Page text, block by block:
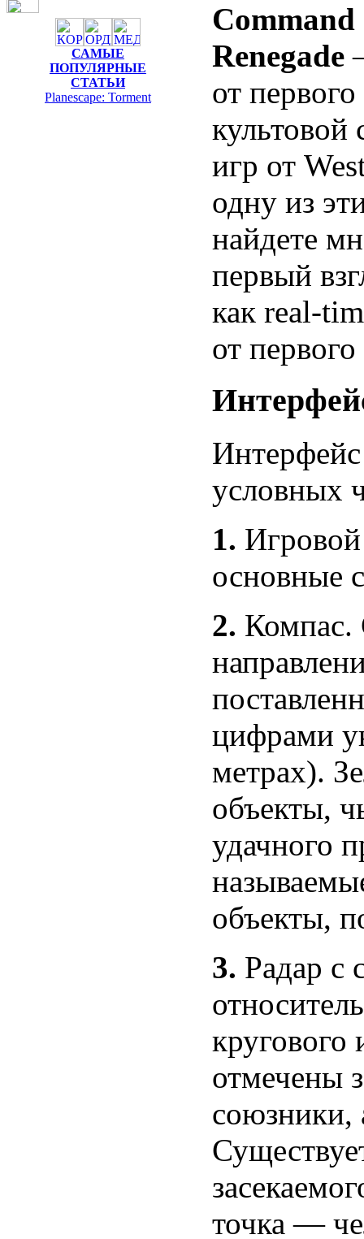
САМЫЕ
ПОПУЛЯРНЫЕ
СТАТЬИ
Planescape: Torment
Renegade
от
культовой
игр от
одну из
найдете
первый
как real-
от
условных
1.
основные
2. Компас.
цифрами
метрах).
объекты,
удачного
объекты,
3. Радар с
кругового
отмечены
точка —